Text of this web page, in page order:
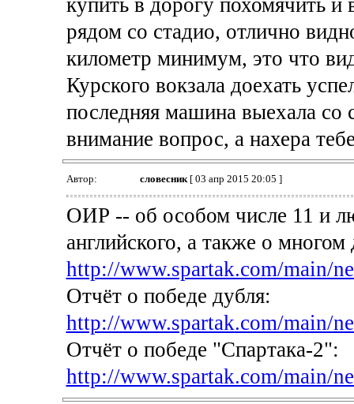
купить в дорогу похомячить
рядом со стадио, отлично
километр минимум, это что
Курского вокзала доехать
последняя машина выехала со
внимание вопрос, а нахера
Автор: словесник[ 03 апр 2015 20:05 ]
ОИР -- об особом числе 11 и
английского, а также о
http://www.spartak.com/main/
Отчёт о победе дубля:
http://www.spartak.com/main/
Отчёт о победе "Спартака-2":
http://www.spartak.com/main/